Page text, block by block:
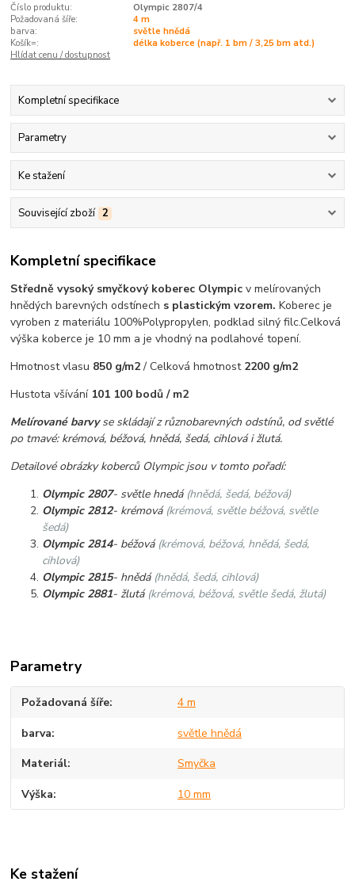
Číslo produktu:
Olympic 2807/4
Požadovaná šíře:
4 m
barva:
světle hnědá
Košík=:
délka koberce (např. 1 bm / 3,25 bm atd.)
Hlídat cenu / dostupnost
Kompletní specifikace
Parametry
Ke stažení
Související zboží 2
Kompletní specifikace
Středně vysoký smyčkový koberec Olympicv melírovaných
hnědých barevných odstínech s plastickým vzorem.Koberec je
vyroben z materiálu 100%Polypropylen, podklad silný filc.Celková
výška koberce je 10 mm a je vhodný na podlahové topení.
Hmotnost vlasu 850 g/m2/ Celková hmotnost 2200 g/m2
Hustota všívání 101 100 bodů / m2
Melírované barvyse skládají z různobarevných odstínů, od světlé
po tmavé: krémová, béžová, hnědá, šedá, cihlová i žlutá.
Detailové obrázky koberců Olympic jsou v tomto pořadí:
Olympic 2807- světle hnedá (hnědá, šedá, béžová)
Olympic 2812- krémová (krémová, světle béžová, světle
šedá)
Olympic 2814- béžová (krémová, béžová, hnědá, šedá,
cihlová)
Olympic 2815- hnědá (hnědá, šedá, cihlová)
Olympic 2881- žlutá (krémová, béžová, světle šedá, žlutá)
Parametry
Požadovaná šíře 4 m
barva světle hnědá
Materiál Smyčka
Výška 10 mm
Ke stažení